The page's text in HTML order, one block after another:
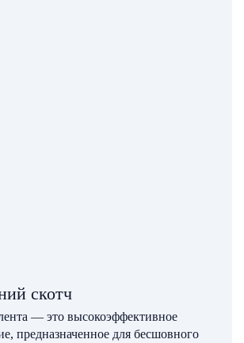
скотч
— это высокоэффективное
предназначенное для бесшовного